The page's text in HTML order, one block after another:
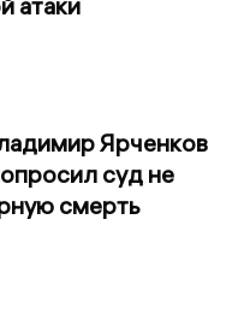
Ярченков
суд не
смерть